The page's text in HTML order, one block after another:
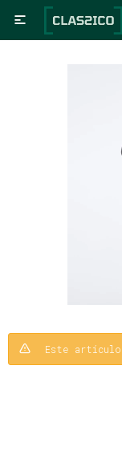

Este artículo